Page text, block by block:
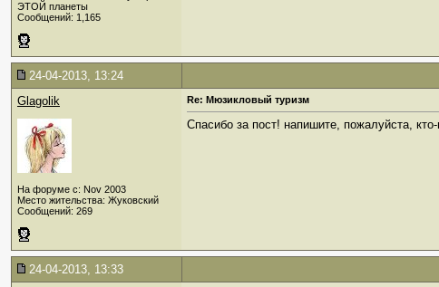
ЭТОЙ планеты
Сообщений: 1,165
24-04-2013, 13:24
Glagolik
На форуме с: Nov 2003
Место жительства: Жуковский
Сообщений: 269
Re: Мюзикловый туризм
Спасибо за пост! напишите, пожалуйста,
24-04-2013, 13:33